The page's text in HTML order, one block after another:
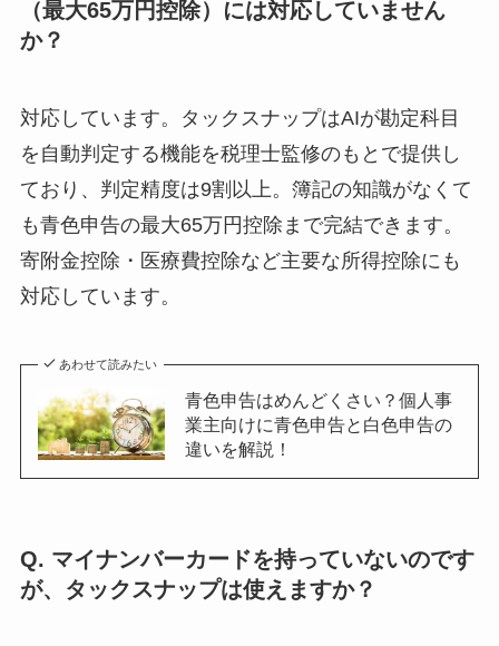
（最大65万円控除）には対応していません
か？
対応しています。タックスナップはAIが勘定科目
を自動判定する機能を税理士監修のもとで提供し
ており、判定精度は9割以上。簿記の知識がなくて
も青色申告の最大65万円控除まで完結できます。
寄附金控除・医療費控除など主要な所得控除にも
対応しています。
あわせて読みたい
青色申告はめんどくさい？個人事
業主向けに青色申告と白色申告の
違いを解説！
Q. マイナンバーカードを持っていないのです
が、タックスナップは使えますか？